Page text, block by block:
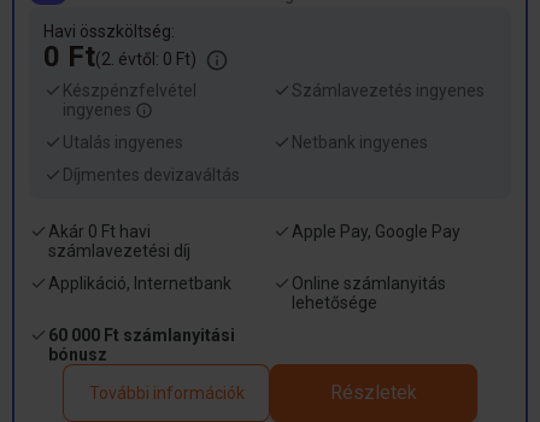
Havi összköltség:
0 Ft(2. évtől: 0 Ft)
Készpénzfelvétel
ingyenes
Számlavezetés ingyenes
Utalás ingyenes
Netbank ingyenes
Díjmentes devizaváltás
Akár 0 Ft havi
számlavezetési díj
Apple Pay, Google Pay
Applikáció, Internetbank
Online számlanyitás
lehetősége
60 000 Ft számlanyitási
bónusz
További információk
Részletek